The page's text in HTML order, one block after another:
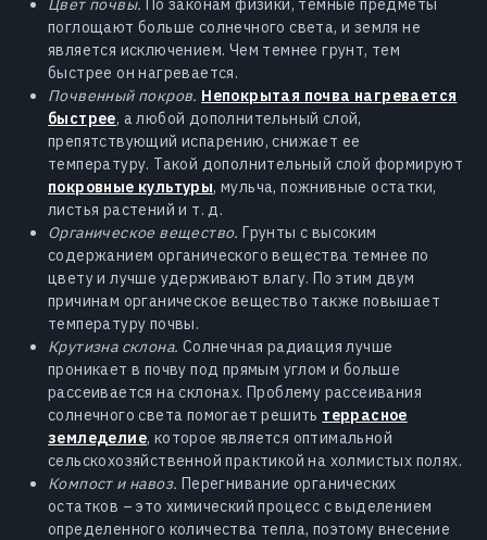
поглощают больше солнечного света, и земля не
является исключением. Чем темнее грунт, тем
быстрее он нагревается.
Почвенный покров. Непокрытая почва нагревается
быстрее, а любой дополнительный слой,
препятствующий испарению, снижает ее
температуру. Такой дополнительный слой формируют
покровные культуры, мульча, пожнивные остатки,
листья растений и т. д.
Органическое вещество. Грунты с высоким
содержанием органического вещества темнее по
цвету и лучше удерживают влагу. По этим двум
причинам органическое вещество также повышает
температуру почвы.
Крутизна склона. Солнечная радиация лучше
проникает в почву под прямым углом и больше
рассеивается на склонах. Проблему рассеивания
солнечного света помогает решить террасное
земледелие, которое является оптимальной
сельскохозяйственной практикой на холмистых полях.
Компост и навоз. Перегнивание органических
остатков – это химический процесс с выделением
определенного количества тепла, поэтому внесение